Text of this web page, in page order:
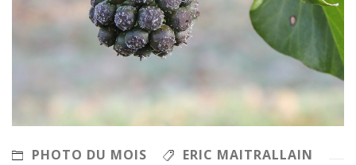
PHOTO DU MOIS ERIC MAITRALLAIN